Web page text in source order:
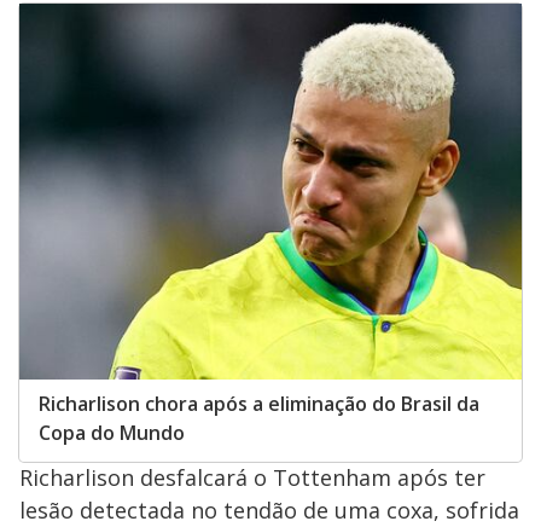
Richarlison chora após a eliminação do Brasil da
Copa do Mundo
Richarlison desfalcará o Tottenham após ter
lesão detectada no tendão de uma coxa, sofrida